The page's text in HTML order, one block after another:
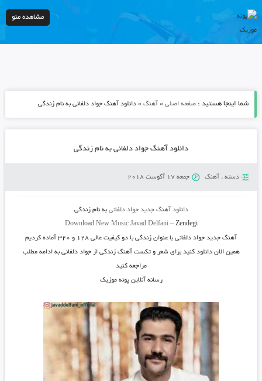
مشاهده منو
شما اینجا هستید : صفحه اصلی» آهنگ» دانلود آهنگ جواد دلفانی به نام زندگی
دانلود آهنگ جواد دلفانی به نام زندگی
دسته : آهنگ جمعه 17 آگوست 2018
دانلود آهنگ جدید جواد دلفانی به نامزندگی
Download New Music Javad Delfani– Zendegi
آهنگ جدید جواد دلفانیبا عنوان زندگیبا دو کیفیت عالی ۱۲۸ و ۳۲۰ آماده کردیم
همین الان دانلود کنید برای شعر و تکست آهنگ زندگی از جواد دلفانی به ادامه مطلب
مراجعه کنید
رسانه آنلاین پونه موزیک